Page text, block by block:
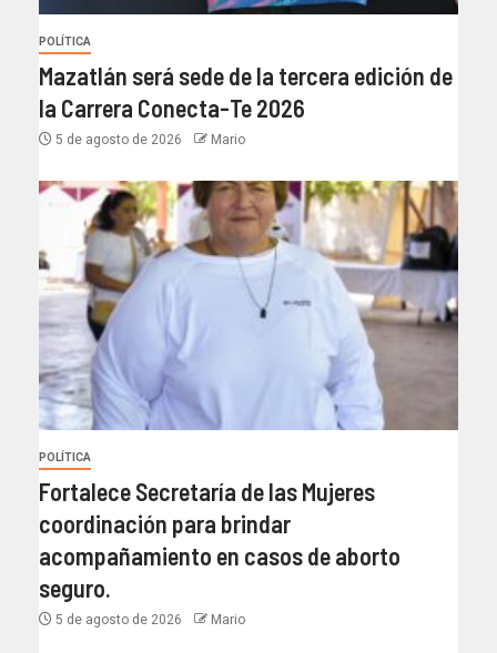
POLÍTICA
Mazatlán será sede de la tercera edición de
la Carrera Conecta-Te 2026
5 de agosto de 2026 Mario
POLÍTICA
Fortalece Secretaría de las Mujeres
coordinación para brindar
acompañamiento en casos de aborto
seguro.
5 de agosto de 2026 Mario